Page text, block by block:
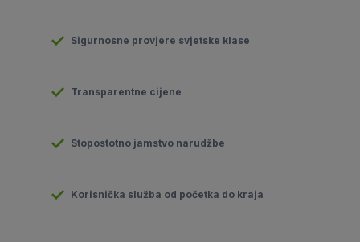
Sigurnosne provjere svjetske klase
Transparentne cijene
Stopostotno jamstvo narudžbe
Korisnička služba od početka do kraja